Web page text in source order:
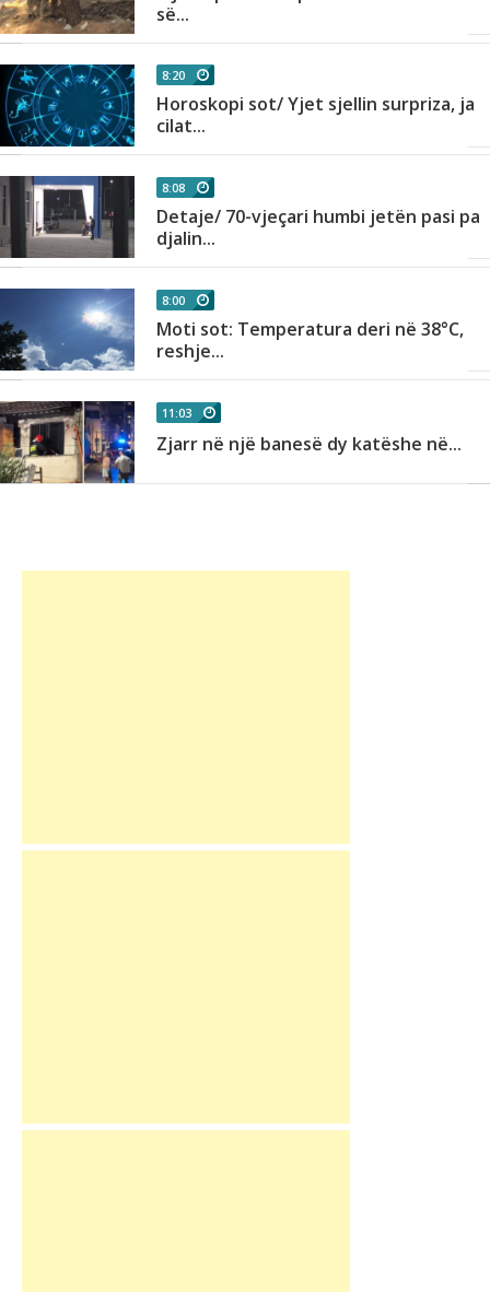
së...
8:20
Horoskopi sot/ Yjet sjellin surpriza, ja
cilat...
8:08
Detaje/ 70-vjeçari humbi jetën pasi pa
djalin...
8:00
Moti sot: Temperatura deri në 38°C,
reshje...
11:03
Zjarr në një banesë dy katëshe në...